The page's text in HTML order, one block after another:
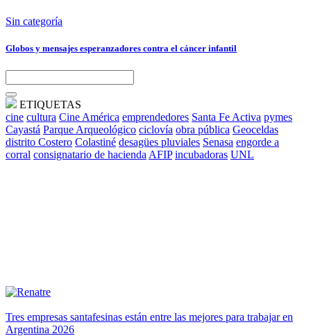
Sin categoría
Globos y mensajes esperanzadores contra el cáncer infantil
ETIQUETAS
cine cultura Cine América emprendedores Santa Fe Activa pymes
Cayastá Parque Arqueológico ciclovía obra pública Geoceldas
distrito Costero Colastiné desagües pluviales Senasa engorde a
corral consignatario de hacienda AFIP incubadoras UNL
Tres empresas santafesinas están entre las mejores para trabajar en
Argentina 2026